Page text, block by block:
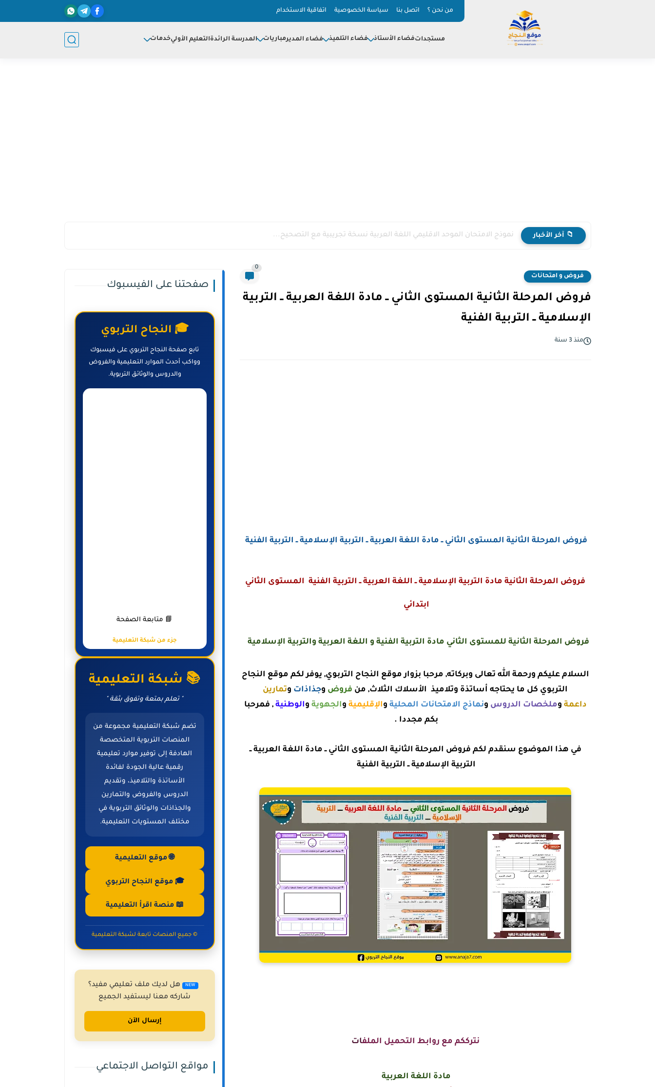
من نحن ؟ اتصل بنا سياسة الخصوصية اتفاقية الاستخدام
مستجداتفضاء الأستاذ فضاء التلميذ فضاء المديرمباريات المدرسة الرائدةالتعليم الأوليخدمات
📁 آخر الأخبار نموذج الامتحان الموحد الاقليمي اللغة العربية نسخة تجريبية مع التصحيح...
فروض و امتحانات
0
فروض المرحلة الثانية المستوى الثاني ــ مادة اللغة العربية ــ التربية
الإسلامية ــ التربية الفنية
منذ 3 سنة
فروض المرحلة الثانية المستوى الثاني ــ مادة اللغة العربية ــ التربية الإسلامية ــ التربية الفنية
فروض المرحلة الثانية مادة التربية الإسلامية ــ اللغة العربية ــ التربية الفنية المستوى الثاني
ابتدائي
فروض المرحلة الثانية للمستوى الثاني مادة التربية الفنية و اللغة العربية والتربية الإسلامية
السلام عليكم ورحمة الله تعالى وبركاته, مرحبا بزوار موقع النجاح التربوي, يوفر لكم موقع النجاح
التربوي كل ما يحتاجه أساتذة وتلاميذ الأسلاك الثلاث, من فروض وجذاذات وتمارين
داعمة وملخصات الدروس ونماذج الامتحانات المحلية والإقليمية والجهوية والوطنية , فمرحبا
بكم مجددا .
في هذا الموضوع سنقدم لكم فروض المرحلة الثانية المستوى الثاني ــ مادة اللغة العربية ــ
التربية الإسلامية ــ التربية الفنية
نترككم مع روابط التحميل الملفات
مادة اللغة العربية
صفحتنا على الفيسبوك
🎓 النجاح التربوي
تابع صفحة النجاح التربوي على فيسبوك
وواكب أحدث الموارد التعليمية والفروض
والدروس والوثائق التربوية.
📘 متابعة الصفحة
جزء من شبكة التعليمية
📚 شبكة التعليمية
" تعلم بمتعة وتفوق بثقة "
تضم شبكة التعليمية مجموعة من
المنصات التربوية المتخصصة
الهادفة إلى توفير موارد تعليمية
رقمية عالية الجودة لفائدة
الأساتذة والتلاميذ، وتقديم
الدروس والفروض والتمارين
والجذاذات والوثائق التربوية في
مختلف المستويات التعليمية.
🌐 موقع التعليمية
🎓 موقع النجاح التربوي
📖 منصة اقرأ التعليمية
© جميع المنصات تابعة لشبكة التعليمية
NEW
هل لديك ملف تعليمي مفيد؟
شاركه معنا ليستفيد الجميع
إرسال الآن
مواقع التواصل الاجتماعي